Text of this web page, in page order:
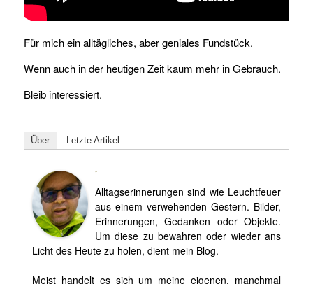
Für mich ein alltägliches, aber geniales Fundstück.
Wenn auch in der heutigen Zeit kaum mehr in Gebrauch.
Bleib interessiert.
Über Letzte Artikel
Alltagserinnerungen sind wie Leuchtfeuer
aus einem verwehenden Gestern. Bilder,
Erinnerungen, Gedanken oder Objekte.
Um diese zu bewahren oder wieder ans
Licht des Heute zu holen, dient mein Blog.
Meist handelt es sich um meine eigenen, manchmal